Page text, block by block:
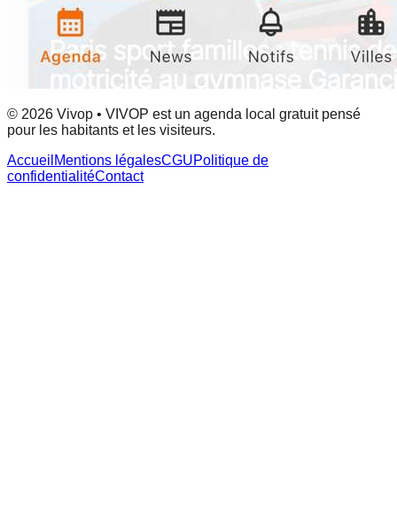
© 2026 Vivop • VIVOP est un agenda local gratuit pensé
pour les habitants et les visiteurs.
Accueil Mentions légalesCGUPolitique de
confidentialitéContact